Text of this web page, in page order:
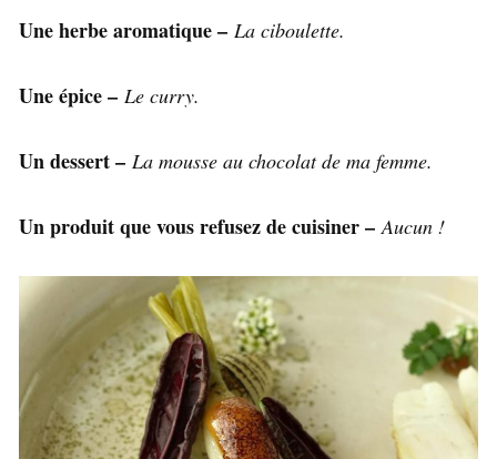
Une herbe aromatique – La ciboulette.
Une épice – Le curry.
Un dessert – La mousse au chocolat de ma femme.
Un produit que vous refusez de cuisiner – Aucun !